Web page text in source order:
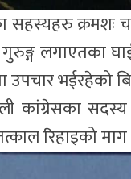
क्रमशः
गुरुङ्ग लगाएतका
भईरहेको
कांग्रेसका
रिहाइको